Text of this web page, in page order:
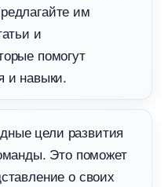
им
и
помогут
и навыки.
цели развития
Это поможет
о своих